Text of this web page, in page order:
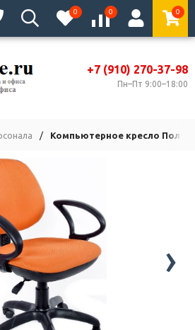
0 0 0
+7 (910) 270-37-98
Пн–Пт 9:00–18:00
/ Компьютерное кресло Поло
›